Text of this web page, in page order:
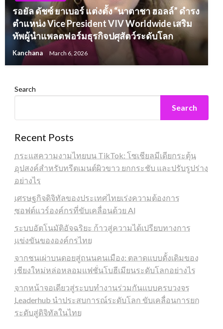
รอยัล ดัชซ์ ยาเบอร์ แต่งตั้ง “นาตาชา ฮอลล์” ดำรง
ตำแหน่ง Vice President VIV Worldwide เสริม
ทัพผู้นำแพลตฟอร์มธุรกิจปศุสัตว์ระดับโลก
Kanchana March 6, 2026
Search
Search
Recent Posts
กระแสความงามไทยบน TikTok: โซเชียลมีเดียกระตุ้น
อุปสงค์สำหรับทรีตเมนต์ผิวขาว ยกกระชับ และปรับรูปร่าง
อย่างไร
เศรษฐกิจดิจิทัลของประเทศไทยเร่งความต้องการ
ซอฟต์แวร์องค์กรที่ขับเคลื่อนด้วย AI
ระบบอัตโนมัติอัจฉริยะ ก้าวสู่ความได้เปรียบทางการ
แข่งขันขององค์กรไทย
จากชนเผ่าบนดอยสู่ถนนคนเมือง: ตลาดแบบดั้งเดิมของ
เชียงใหม่หล่อหลอมแฟชั่นโบฮีเมียนระดับโลกอย่างไร
จากหน้าจอเดียวสู่ระบบทำงานร่วมกันแบบครบวงจร
Leaderhub นำประสบการณ์ระดับโลก ขับเคลื่อนการยก
ระดับสู่ดิจิทัลในไทย